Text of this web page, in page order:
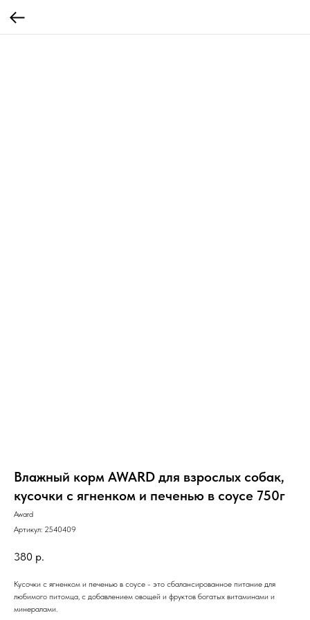
Влажный корм AWARD для взрослых собак,
кусочки с ягненком и печенью в соусе 750г
Award
Артикул: 2540409
380 р.
Кусочки с ягненком и печенью в соусе - это сбалансированное питание для
любимого питомца, с добавлением овощей и фруктов богатых витаминами и
минералами.